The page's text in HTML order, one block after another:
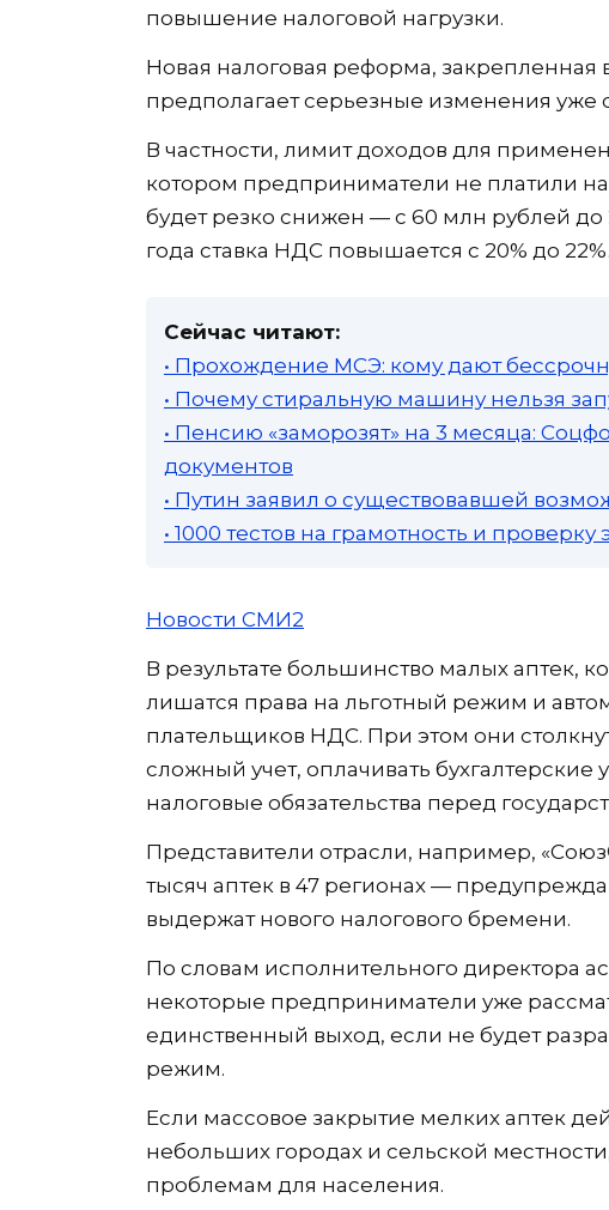
повышение налоговой нагрузки.
Новая налоговая реформа, закрепленная
предполагает серьезные изменения уже с
В частности, лимит доходов для
котором предприниматели не платили
будет резко снижен — с 60 млн рублей
года ставка НДС повышается с 20% до 22%.
Сейчас читают:
• Прохождение МСЭ: кому дают
• Почему стиральную машину нельзя
• Пенсию «заморозят» на 3 месяца:
документов
• Путин заявил о существовавшей
• 1000 тестов на грамотность и
Новости СМИ2
В результате большинство малых аптек,
лишатся права на льготный режим и
плательщиков НДС. При этом они
сложный учет, оплачивать
налоговые обязательства перед
Представители отрасли, например,
тысяч аптек в 47 регионах —
выдержат нового налогового бремени.
По словам исполнительного директора
некоторые предприниматели уже
единственный выход, если не будет
режим.
Если массовое закрытие мелких аптек
небольших городах и сельской
проблемам для населения.